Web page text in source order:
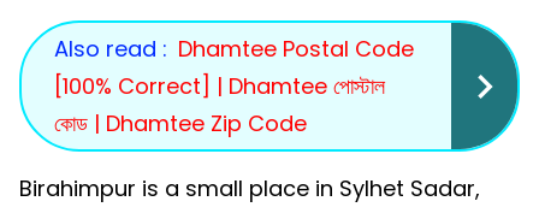
Also read : Dhamtee Postal Code
[100% Correct] | Dhamtee পোস্টাল
কোড | Dhamtee Zip Code
Birahimpur is a small place in Sylhet Sadar,